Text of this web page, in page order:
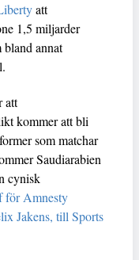
att
1,5 miljarder
bland annat
att
kommer att bli
som matchar
Saudiarabien
cynisk
för Amnesty
Jakens, till Sports